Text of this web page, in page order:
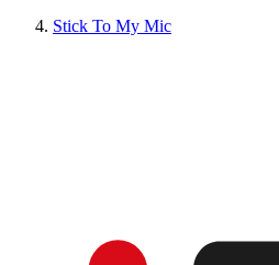
Stick To My Mic